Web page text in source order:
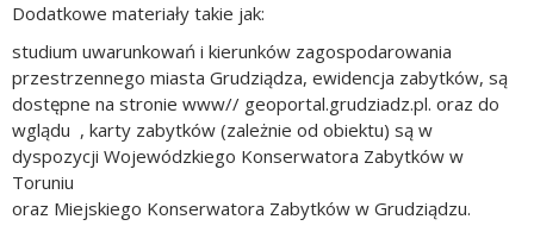
Dodatkowe materiały takie jak:
studium uwarunkowań i kierunków zagospodarowania
przestrzennego miasta Grudziądza, ewidencja zabytków, są
dostępne na stronie www// geoportal.grudziadz.pl. oraz do
wglądu , karty zabytków (zależnie od obiektu) są w
dyspozycji Wojewódzkiego Konserwatora Zabytków w
Toruniu
oraz Miejskiego Konserwatora Zabytków w Grudziądzu.